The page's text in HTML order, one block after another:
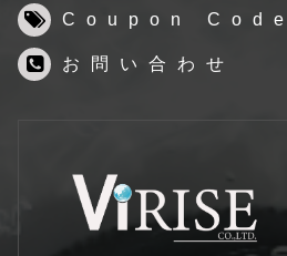
Coupon Code
お問い合わせ